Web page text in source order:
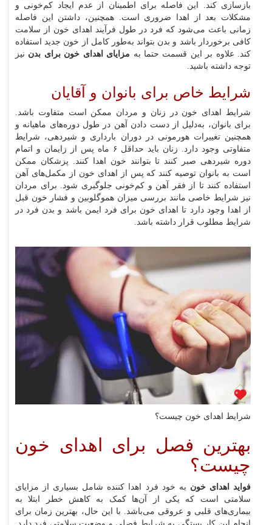
بازسازی کند. این فاصله برای اطمینان از عدم ایجاد کم‌خونی و
مشکلات بعد از اهدا ضروری است. همچنین، داشتن این فاصله
زمانی باعث می‌شود که فرد در طول فرآیند اهدای خون از سلامت
کافی برخوردار باشد و بدن بتواند به‌طور کامل از خون جدید استفاده
کند. علاوه بر این قسمت حتما به مزایای اهدای خون برای بدن نیز
توجه داشته باشید.
شرایط خاص برای بانوان و آقایان
شرایط اهدای خون در زنان و مردان ممکن است متفاوت باشد.
برای بانوان، به‌دلیل از دست دادن آهن در طول دوره‌های ماهیانه و
همچنین تغییرات هورمونی در دوران بارداری و شیردهی، شرایط
متفاوتی وجود دارد. زنان باید حداقل ۶ ماه پس از زایمان و اتمام
دوره شیردهی صبر کنند تا بتوانند خون اهدا کنند. پزشکان ممکن
است به بانوان توصیه کنند که پس از اهدای خون از مکمل‌های آهن
استفاده کنند تا از فقر آهن و کم‌خونی جلوگیری شود. برای مردان
نیز شرایط خاصی مانند بررسی میزان هموگلوبین و فشار خون قبل
از اهدا وجود دارد تا اهدای خون برای فرد ایمن باشد و بدن فرد در
شرایط مطلوب قرار داشته باشد.
شرایط اهدای خون چیست؟
بهترین فصل برای اهدای خون
چیست؟
فواید اهدای خون به خود فرد اهدا کننده شامل بسیاری از مزایای
سلامتی است که یکی از آن‌ها کمک به کاهش خطر ابتلا به
بیماری‌های قلبی و عروقی می‌باشد. با این حال، بهترین زمان برای